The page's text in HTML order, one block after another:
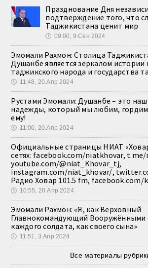
Празднование Дня
подтверждение того, что
Таджикистана ценит мир
🕔 09:00, 9.Сен 2024
Эмомали Рахмон: Столица
Душанбе является зеркалом истории
таджикского народа и государства
🕔 11:48, 20.Апр 2024
Рустами Эмомали: Душанбе – это
надежды, который мы любим,
ему!
🕔 11:00, 20.Апр 2024
Официальные страницы НИАТ
сетях: facebook.com/niatkhovar,
youtube.com/@niat_Khovar_tj,
instagram.com/niat_khovar/,
Радио Ховар 101.5 fm,
🕔 10:55, 20.Апр 2024
Эмомали Рахмон: «Я, как Верховный
Главнокомандующий Вооружёнными
каждого солдата, как своего сына»
🕔 11:51, 3.Апр 2024
Все материалы